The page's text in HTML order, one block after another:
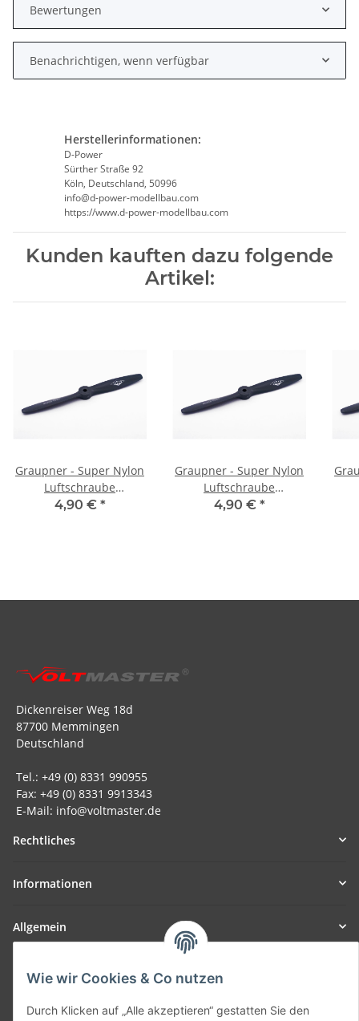
Wie wir Cookies & Co nutzen
Durch Klicken auf „Alle akzeptieren“ gestatten Sie den
Bewertungen
Benachrichtigen, wenn verfügbar
Herstellerinformationen:
D-Power
Sürther Straße 92
Köln, Deutschland, 50996
info@d-power-modellbau.com
https://www.d-power-modellbau.com
Kunden kauften dazu folgende
Artikel:
Graupner - Super Nylon
Luftschraube
rechtsdrehend - 11x6
4,90 € *
Graupner - Super Nylon
Luftschraube
rechtsdrehend - 11x8
4,90 € *
Dickenreiser Weg 18d
87700 Memmingen
Deutschland
Tel.: +49 (0) 8331 990955
Fax: +49 (0) 8331 9913343
E-Mail: info@voltmaster.de
Rechtliches
Informationen
Allgemein
Teil unseres Netzwerks:
SmoliTec - Safety. Simplified. Worldwide. ( B2B Shop )